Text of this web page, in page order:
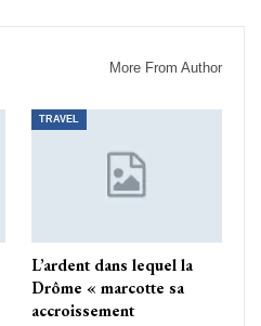
More From Author
TRAVEL
L’ardent dans lequel la
Drôme « marcotte sa
accroissement